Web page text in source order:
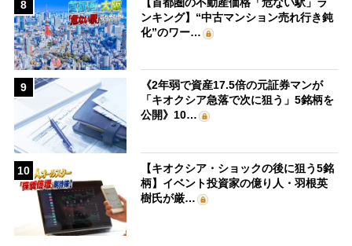
8
ンキング】“中古マンション売れ行き鈍
化”のワー…
9
《2年弱で資産17.5倍の元証券マンが
「キオクシア急落で次に狙う」5銘柄を
公開》10…
10
【キオクシア・ショックの後に狙う5銘
柄】イベント投資家の億り人・羽根英
樹氏が厳…